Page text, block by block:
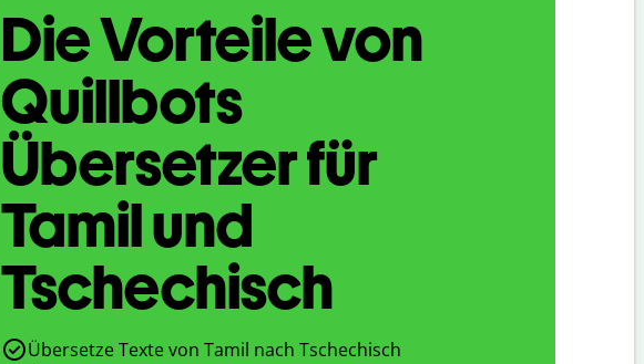
Die Vorteile von
Quillbots
Übersetzer für
Tamil und
Tschechisch
Übersetze Texte von Tamil nach Tschechisch